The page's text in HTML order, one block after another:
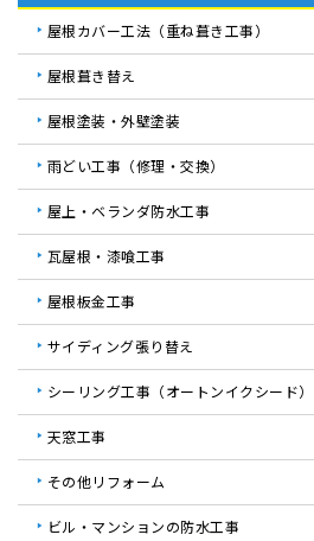
屋根カバー工法（重ね葺き工事）
屋根葺き替え
屋根塗装・外壁塗装
雨どい工事（修理・交換）
屋上・ベランダ防水工事
瓦屋根・漆喰工事
屋根板金工事
サイディング張り替え
シーリング工事（オートンイクシード）
天窓工事
その他リフォーム
ビル・マンションの防水工事